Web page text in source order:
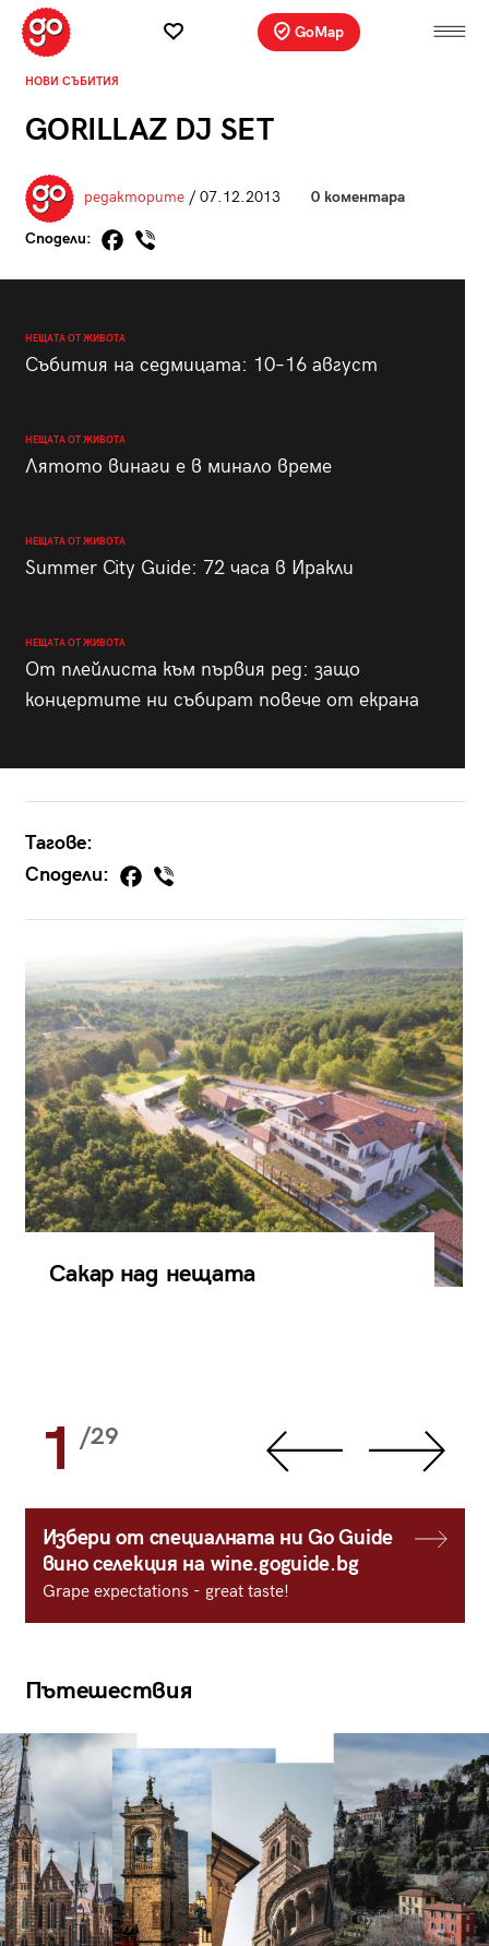
GoMap
НОВИ СЪБИТИЯ
GORILLAZ DJ SET
редакторите/ 07.12.2013 0 коментара
Сподели:
НЕЩАТА ОТ ЖИВОТА
Събития на седмицата: 10–16 август
НЕЩАТА ОТ ЖИВОТА
Лятото винаги е в минало време
НЕЩАТА ОТ ЖИВОТА
Summer City Guide: 72 часа в Иракли
НЕЩАТА ОТ ЖИВОТА
От плейлиста към първия ред: защо
концертите ни събират повече от екрана
Тагове:
Сподели:
Сакар над нещата
1 /29
Избери от специалната ни Go Guide
вино селекция на wine.goguide.bg
Grape expectations - great taste!
Пътешествия